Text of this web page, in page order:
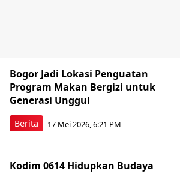
Berita
Bogor Jadi Lokasi Penguatan
Program Makan Bergizi untuk
Generasi Unggul
17 Mei 2026, 6:21 PM
Kodim 0614 Hidupkan Budaya